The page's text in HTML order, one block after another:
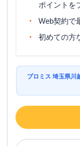
ポイントを
Web契約で
初めての方
プロミス 埼玉県川